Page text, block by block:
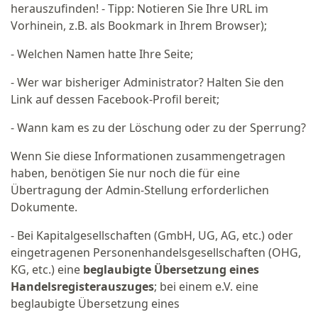
herauszufinden! - Tipp: Notieren Sie Ihre URL im
Vorhinein, z.B. als Bookmark in Ihrem Browser);
- Welchen Namen hatte Ihre Seite;
- Wer war bisheriger Administrator? Halten Sie den
Link auf dessen Facebook-Profil bereit;
- Wann kam es zu der Löschung oder zu der Sperrung?
Wenn Sie diese Informationen zusammengetragen
haben, benötigen Sie nur noch die für eine
Übertragung der Admin-Stellung erforderlichen
Dokumente.
- Bei Kapitalgesellschaften (GmbH, UG, AG, etc.) oder
eingetragenen Personenhandelsgesellschaften (OHG,
KG, etc.) eine beglaubigte Übersetzung eines
Handelsregisterauszuges; bei einem e.V. eine
beglaubigte Übersetzung eines